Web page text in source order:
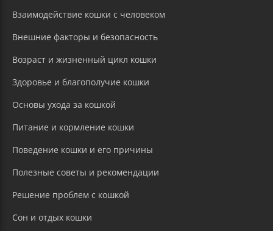
Взаимодействие кошки с человеком
Внешние факторы и безопасность
Возраст и жизненный цикл кошки
Здоровье и благополучие кошки
Основы ухода за кошкой
Питание и кормление кошки
Поведение кошки и его причины
Полезные советы и рекомендации
Решение проблем с кошкой
Сон и отдых кошки